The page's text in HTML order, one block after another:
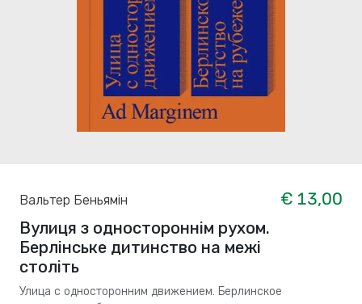
Вальтер Беньямін
€ 13,00
Вулиця з одностороннім рухом.
Берлінське дитинство на межі
століть
Улица с односторонним движением. Берлинское